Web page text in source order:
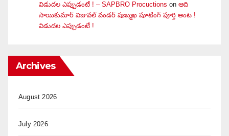
విడుదల ఎప్పుడంటే ! – SAPBRO Procuctions on ఆది
సాయికుమార్ విజువ‌ల్ వండ‌ర్ ష‌ణ్ముఖ షూటింగ్ పూర్తి అంట !
విడుదల ఎప్పుడంటే !
Archives
August 2026
July 2026